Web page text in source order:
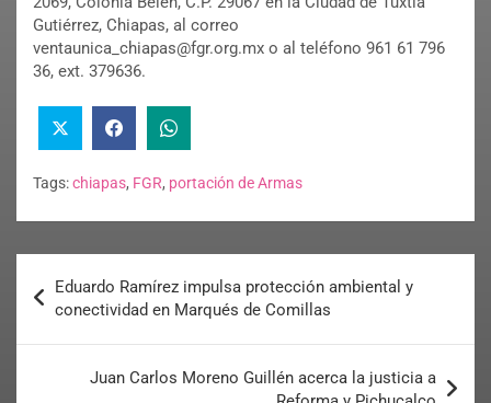
Gutiérrez, Chiapas, al correo
ventaunica_chiapas@fgr.org.mx o al teléfono 961 61 796
36, ext. 379636.
Tags:chiapas, FGR, portación de Armas
Eduardo Ramírez impulsa protección ambiental y
conectividad en Marqués de Comillas
Juan Carlos Moreno Guillén acerca la justicia a